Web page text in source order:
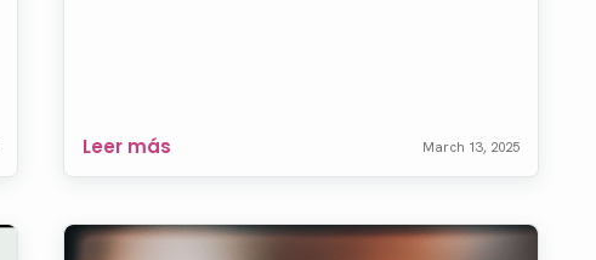
Leer más March 13, 2025